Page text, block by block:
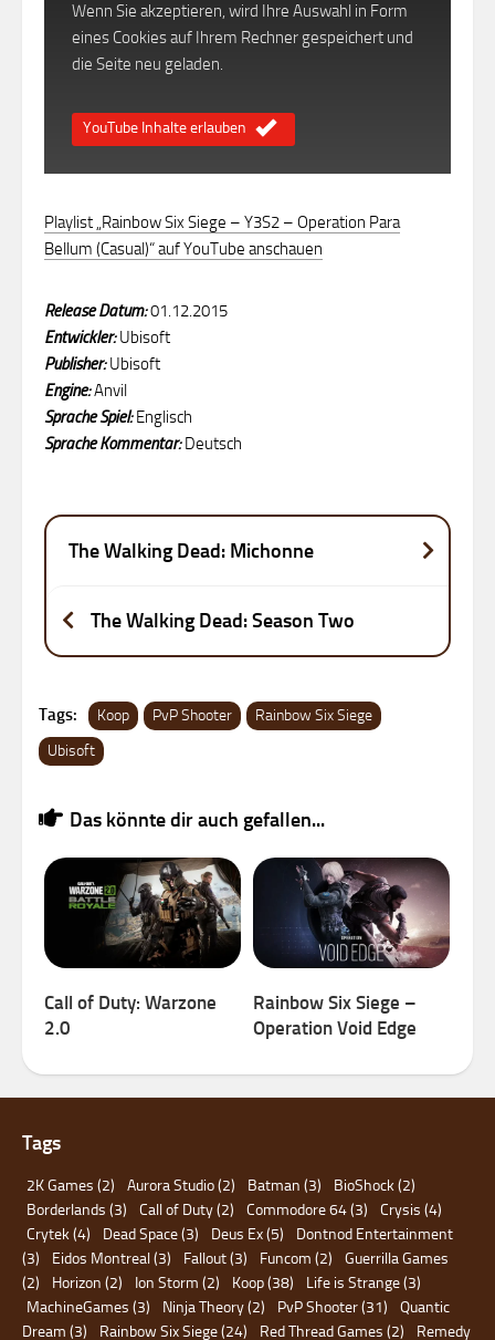
Wenn Sie akzeptieren, wird Ihre Auswahl in Form
eines Cookies auf Ihrem Rechner gespeichert und
die Seite neu geladen.
YouTube Inhalte erlauben
Playlist „Rainbow Six Siege – Y3S2 – Operation Para
Bellum (Casual)“ auf YouTube anschauen
Release Datum:01.12.2015
Entwickler:Ubisoft
Publisher:Ubisoft
Engine:Anvil
Sprache Spiel:Englisch
Sprache Kommentar:Deutsch
The Walking Dead: Michonne
The Walking Dead: Season Two
Tags: Koop PvP Shooter
Rainbow Six Siege
Ubisoft
Das könnte dir auch gefallen...
Call of Duty: Warzone
2.0
Rainbow Six Siege –
Operation Void Edge
Tags
2K Games (2) Aurora Studio(2) Batman (3) BioShock(2)
Borderlands (3) Call of Duty(2) Commodore 64(3) Crysis (4)
Crytek(4) Dead Space(3) Deus Ex(5)
Dontnod Entertainment
(3)
Eidos Montreal(3) Fallout(3) Funcom (2)
Guerrilla Games
(2)
Horizon (2) Ion Storm (2) Koop(38) Life is Strange(3)
MachineGames (3) Ninja Theory(2) PvP Shooter(31)
Quantic
Dream (3) Rainbow Six Siege(24) Red Thread Games (2) Remedy